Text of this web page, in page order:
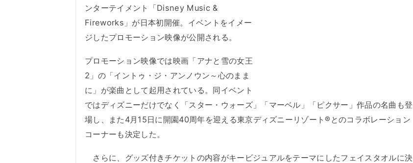
ンターテイメント「Disney Music &
Fireworks」が日本初開催。イベントをイメー
ジしたプロモーション映像が公開される。
プロモーション映像では映画「アナと雪の女王
2」の「イントゥ・ジ・アンノウン～心のまま
に」が楽曲として起用されている。同イベント
ではディズニーだけでなく「スター・ウォーズ」「マーベル」「ピクサー」作品の名曲も登
場し、また4月15日に開園40周年を迎える東京ディズニーリゾート®とのコラボレーション
コーナーも決定した。
さらに、グッズ付きチケットの内容がキービジュアルをテーマにしたフェイスタオルに決